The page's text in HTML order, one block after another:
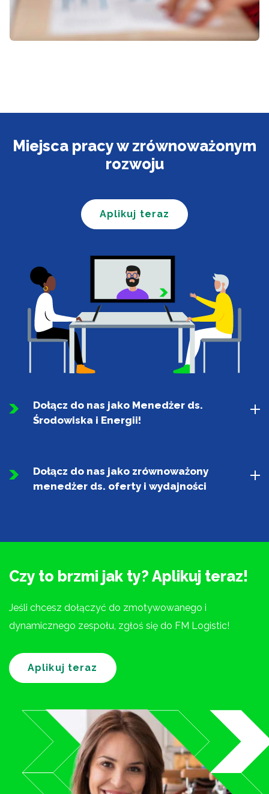
Miejsca pracy w zrównoważonym
rozwoju
Aplikuj teraz
Dołącz do nas jako Menedżer ds.
Środowiska i Energii!
Dołącz do nas jako zrównoważony
menedżer ds. oferty i wydajności
Czy to brzmi jak ty? Aplikuj teraz!
Jeśli chcesz dołączyć do zmotywowanego i
dynamicznego zespołu, zgłoś się do FM Logistic!
Aplikuj teraz